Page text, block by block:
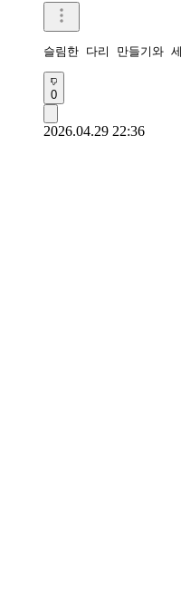
슬림한 다리 만들기와
0
2026.04.29 22:36